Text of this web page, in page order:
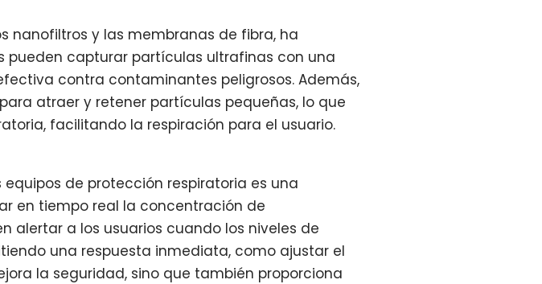
nanofiltros y las membranas de fibra, ha
pueden capturar partículas ultrafinas con una
contra contaminantes peligrosos. Además,
atraer y retener partículas pequeñas, lo que
facilitando la respiración para el usuario.
de protección respiratoria es una
en tiempo real la concentración de
alertar a los usuarios cuando los niveles de
una respuesta inmediata, como ajustar el
la seguridad, sino que también proporciona